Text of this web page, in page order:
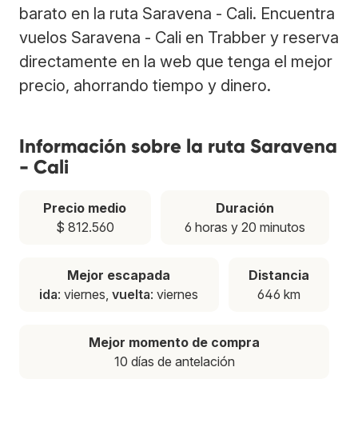
barato en la ruta Saravena - Cali. Encuentra
vuelos Saravena - Cali en Trabber y reserva
directamente en la web que tenga el mejor
precio, ahorrando tiempo y dinero.
Información sobre la ruta Saravena
- Cali
Precio medio
$ 812.560
Duración
6 horas y 20 minutos
Mejor escapada
ida: viernes,vuelta: viernes
Distancia
646 km
Mejor momento de compra
10 días de antelación